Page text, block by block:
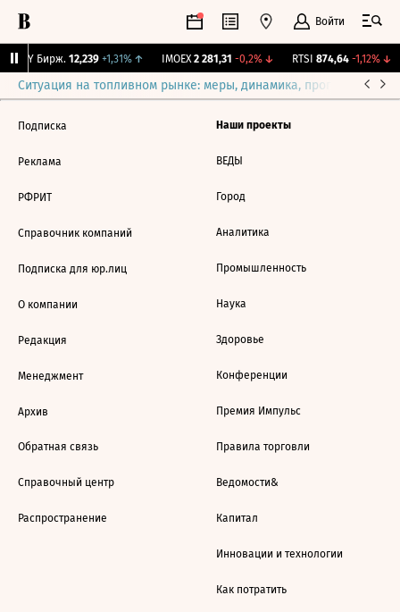
Войти
CNY Бирж. 12,239 +1,31%↑ IMOEX 2 281,31 -0,2%↓ RTSI 874,64 -1,12%↓
Ситуация на топливном рынке: меры, динамика, прогнозы
Подписка
Реклама
РФРИТ
Справочник компаний
Подписка для юр.лиц
О компании
Редакция
Менеджмент
Архив
Обратная связь
Справочный центр
Распространение
Наши проекты
ВЕДЫ
Город
Аналитика
Промышленность
Наука
Здоровье
Конференции
Премия Импульс
Правила торговли
Ведомости&
Капитал
Инновации и технологии
Как потратить